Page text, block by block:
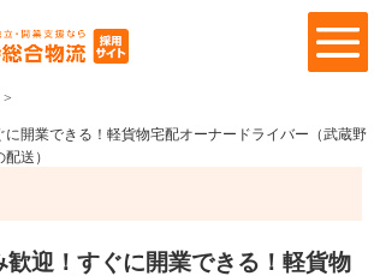
>
開業できる！軽貨物宅配オーナードライバー（武蔵野
送）
歓迎！すぐに開業できる！軽貨物